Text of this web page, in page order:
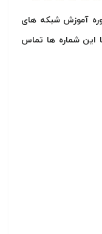
آموزش شبکه های
این شماره ها تماس